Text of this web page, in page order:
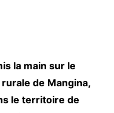
la main sur le
de Mangina,
le territoire de